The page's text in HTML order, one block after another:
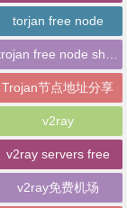
torjan free node
Trojan节点地址分享
v2ray
v2ray servers free
v2ray免费机场